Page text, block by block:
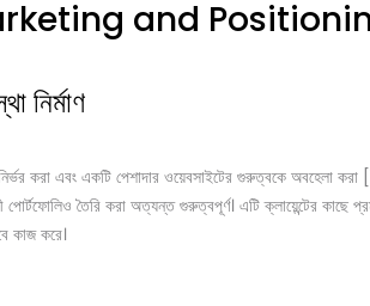
(Marketing and
নির্মাণ
করা এবং একটি পেশাদার ওয়েবসাইটের গুরুত্বকে
তৈরি করা অত্যন্ত গুরুত্বপূর্ণ। এটি ক্লায়েন্টের
কাজ করে।